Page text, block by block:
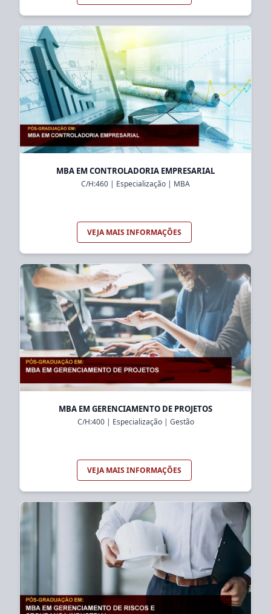
MBA EM CONTROLADORIA EMPRESARIAL
C/H:460 | Especialização | MBA
VEJA MAIS INFORMAÇÕES
MBA EM GERENCIAMENTO DE PROJETOS
C/H:400| Especialização| Gestão
VEJA MAIS INFORMAÇÕES